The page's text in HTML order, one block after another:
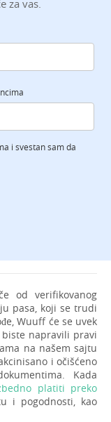
za vas.
i svestan sam da
od verifikovanog
pasa, koji se trudi
Wuuff će se uvek
napravili pravi
na našem sajtu
i očišćeno
Kada
platiti preko
i pogodnosti, kao